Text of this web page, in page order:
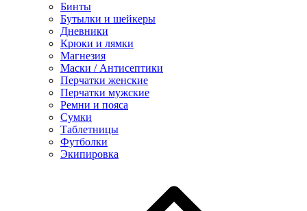
Бинты
Бутылки и шейкеры
Дневники
Крюки и лямки
Магнезия
Маски / Антисептики
Перчатки женские
Перчатки мужские
Ремни и пояса
Сумки
Таблетницы
Футболки
Экипировка